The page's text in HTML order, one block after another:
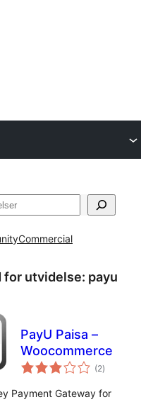
Commercial
for utvidelse: payu
PayU Paisa –
Woocommerce
(2totale
vurderinger
)
Payment Gateway for